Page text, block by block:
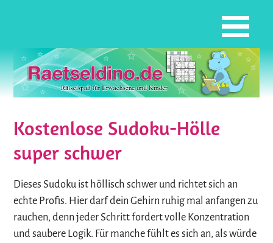
Kostenlose Sudoku-Hölle
super schwer
Dieses Sudoku ist höllisch schwer und richtet sich an
echte Profis. Hier darf dein Gehirn ruhig mal anfangen zu
rauchen, denn jeder Schritt fordert volle Konzentration
und saubere Logik. Für manche fühlt es sich an, als würde